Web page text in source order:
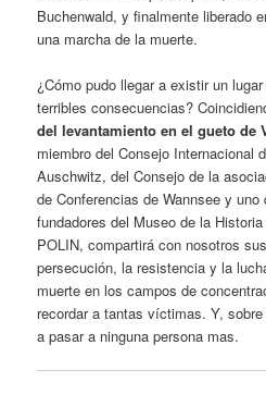
Buchenwald, y finalmente liberado
una marcha de la muerte.
¿Cómo pudo llegar a existir un
terribles consecuencias?
del levantamiento en el gueto de
miembro del Consejo Internacional
Auschwitz, del Consejo de la
de Conferencias de Wannsee y
fundadores del Museo de la
POLIN, compartirá con nosotros
persecución, la resistencia y la
muerte en los campos de
recordar a tantas víctimas. Y,
a pasar a ninguna persona mas.